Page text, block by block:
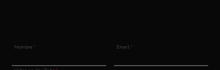
Nombre* Email*